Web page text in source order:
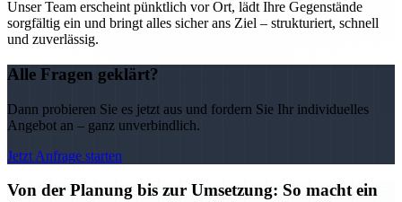
Unser Team erscheint pünktlich vor Ort, lädt Ihre Gegenstände
sorgfältig ein und bringt alles sicher ans Ziel – strukturiert, schnell
und zuverlässig.
Alle Fragen geklärt?
Dann probieren Sie es jetzt aus und fordern Sie Ihr individuelles
Angebot an – ganz unverbindlich.
Jetzt Anfrage starten
Von der Planung bis zur Umsetzung: So macht ein